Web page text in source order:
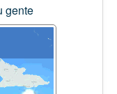
gente